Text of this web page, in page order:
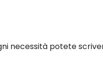
necessità potete